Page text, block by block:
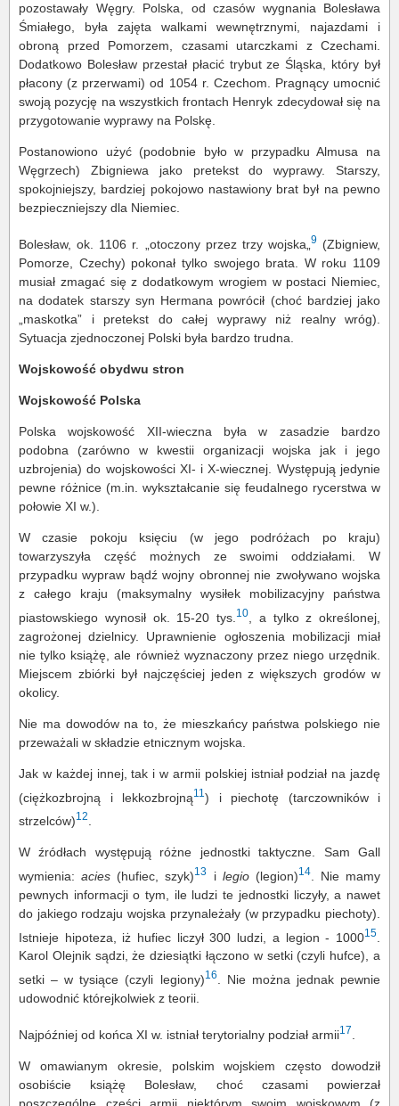
pozostawały Węgry. Polska, od czasów wygnania Bolesława
Śmiałego, była zajęta walkami wewnętrznymi, najazdami i
obroną przed Pomorzem, czasami utarczkami z Czechami.
Dodatkowo Bolesław przestał płacić trybut ze Śląska, który był
płacony (z przerwami) od 1054 r. Czechom. Pragnący umocnić
swoją pozycję na wszystkich frontach Henryk zdecydował się na
przygotowanie wyprawy na Polskę.
Postanowiono użyć (podobnie było w przypadku Almusa na
Węgrzech) Zbigniewa jako pretekst do wyprawy. Starszy,
spokojniejszy, bardziej pokojowo nastawiony brat był na pewno
bezpieczniejszy dla Niemiec.
Bolesław, ok. 1106 r. „otoczony przez trzy wojska„ 9(Zbigniew,
Pomorze, Czechy) pokonał tylko swojego brata. W roku 1109
musiał zmagać się z dodatkowym wrogiem w postaci Niemiec,
na dodatek starszy syn Hermana powrócił (choć bardziej jako
„maskotka” i pretekst do całej wyprawy niż realny wróg).
Sytuacja zjednoczonej Polski była bardzo trudna.
Wojskowość obydwu stron
Wojskowość Polska
Polska wojskowość XII-wieczna była w zasadzie bardzo
podobna (zarówno w kwestii organizacji wojska jak i jego
uzbrojenia) do wojskowości XI- i X-wiecznej. Występują jedynie
pewne różnice (m.in. wykształcanie się feudalnego rycerstwa w
połowie XI w.).
W czasie pokoju księciu (w jego podróżach po kraju)
towarzyszyła część możnych ze swoimi oddziałami. W
przypadku wypraw bądź wojny obronnej nie zwoływano wojska
z całego kraju (maksymalny wysiłek mobilizacyjny państwa
piastowskiego wynosił ok. 15-20 tys. 10
, a tylko z określonej,
zagrożonej dzielnicy. Uprawnienie ogłoszenia mobilizacji miał
nie tylko książę, ale również wyznaczony przez niego urzędnik.
Miejscem zbiórki był najczęściej jeden z większych grodów w
okolicy.
Nie ma dowodów na to, że mieszkańcy państwa polskiego nie
przeważali w składzie etnicznym wojska.
Jak w każdej innej, tak i w armii polskiej istniał podział na jazdę
(ciężkozbrojną i lekkozbrojną11 ) i piechotę (tarczowników i
strzelców)12
W źródłach występują różne jednostki taktyczne. Sam Gall
wymienia:acies (hufiec, szyk)13 i legio(legion)14. Nie mamy
pewnych informacji o tym, ile ludzi te jednostki liczyły, a nawet
do jakiego rodzaju wojska przynależały (w przypadku piechoty).
Istnieje hipoteza, iż hufiec liczył 300 ludzi, a legion - 100015
Karol Olejnik sądzi, że dziesiątki łączono w setki (czyli hufce), a
setki – w tysiące (czyli legiony)16
. Nie można jednak pewnie
udowodnić którejkolwiek z teorii.
Najpóźniej od końca XI w. istniał terytorialny podział armii17
W omawianym okresie, polskim wojskiem często dowodził
osobiście książę Bolesław, choć czasami powierzał
poszczególne części armii niektórym swoim wojskowym (z